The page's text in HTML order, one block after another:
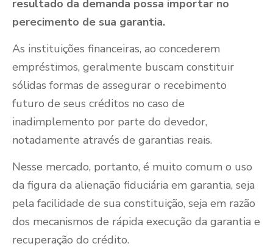
resultado da demanda possa importar no
perecimento de sua garantia.
As instituições financeiras, ao concederem
empréstimos, geralmente buscam constituir
sólidas formas de assegurar o recebimento
futuro de seus créditos no caso de
inadimplemento por parte do devedor,
notadamente através de garantias reais.
Nesse mercado, portanto, é muito comum o uso
da figura da alienação fiduciária em garantia, seja
pela facilidade de sua constituição, seja em razão
dos mecanismos de rápida execução da garantia e
recuperação do crédito.